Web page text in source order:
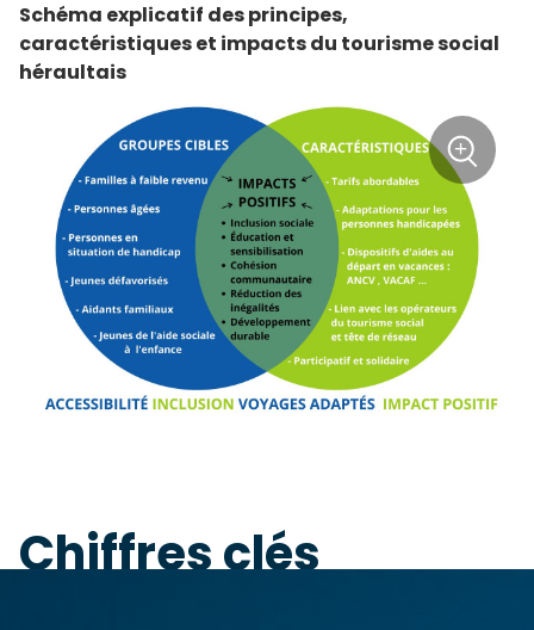
Schéma explicatif des principes,
caractéristiques et impacts du tourisme social
héraultais
Zoom
+
Chiffres clés